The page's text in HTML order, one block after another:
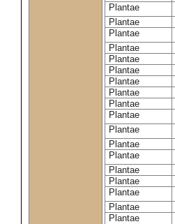
Plantae
Plantae
Plantae
Plantae
Plantae
Plantae
Plantae
Plantae
Plantae
Plantae
Plantae
Plantae
Plantae
Plantae
Plantae
Plantae
Plantae
Plantae